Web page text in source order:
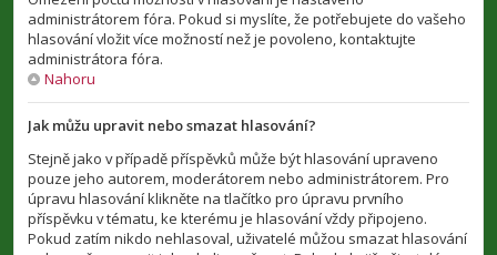
administrátorem fóra. Pokud si myslíte, že potřebujete do vašeho
hlasování vložit více možností než je povoleno, kontaktujte
administrátora fóra.
Nahoru
Jak můžu upravit nebo smazat hlasování?
Stejně jako v případě příspěvků může být hlasování upraveno
pouze jeho autorem, moderátorem nebo administrátorem. Pro
úpravu hlasování klikněte na tlačítko pro úpravu prvního
příspěvku v tématu, ke kterému je hlasování vždy připojeno.
Pokud zatím nikdo nehlasoval, uživatelé můžou smazat hlasování